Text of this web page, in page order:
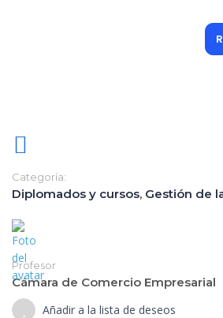
Categoría:
Diplomados y cursos, Gestión de
Profesor
Cámara de Comercio Empresarial
Añadir a la lista de deseos